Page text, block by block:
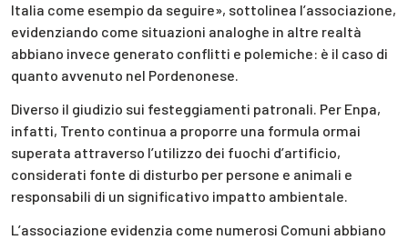
Italia come esempio da seguire», sottolinea l’associazione,
evidenziando come situazioni analoghe in altre realtà
abbiano invece generato conflitti e polemiche: è il caso di
quanto avvenuto nel Pordenonese.
Diverso il giudizio sui festeggiamenti patronali. Per Enpa,
infatti, Trento continua a proporre una formula ormai
superata attraverso l’utilizzo dei fuochi d’artificio,
considerati fonte di disturbo per persone e animali e
responsabili di un significativo impatto ambientale.
L’associazione evidenzia come numerosi Comuni abbiano